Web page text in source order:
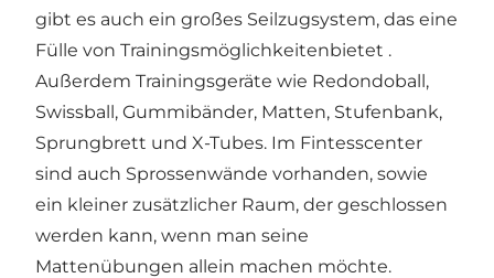
gibt es auch ein großes Seilzugsystem, das eine
Fülle von Trainingsmöglichkeitenbietet .
Außerdem Trainingsgeräte wie Redondoball,
Swissball, Gummibänder, Matten, Stufenbank,
Sprungbrett und X-Tubes. Im Fintesscenter
sind auch Sprossenwände vorhanden, sowie
ein kleiner zusätzlicher Raum, der geschlossen
werden kann, wenn man seine
Mattenübungen allein machen möchte.